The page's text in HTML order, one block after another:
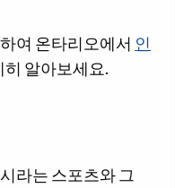
여 온타리오에서 인
히 알아보세요.
라는 스포츠와 그